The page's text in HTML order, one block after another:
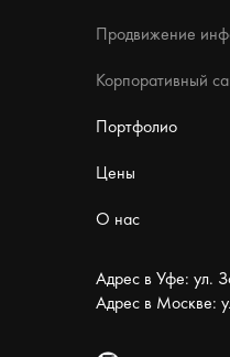
Продвижение
Корпоративный
Портфолио
Цены
О нас
Адрес в Уфе: ул.
Адрес в Москве: